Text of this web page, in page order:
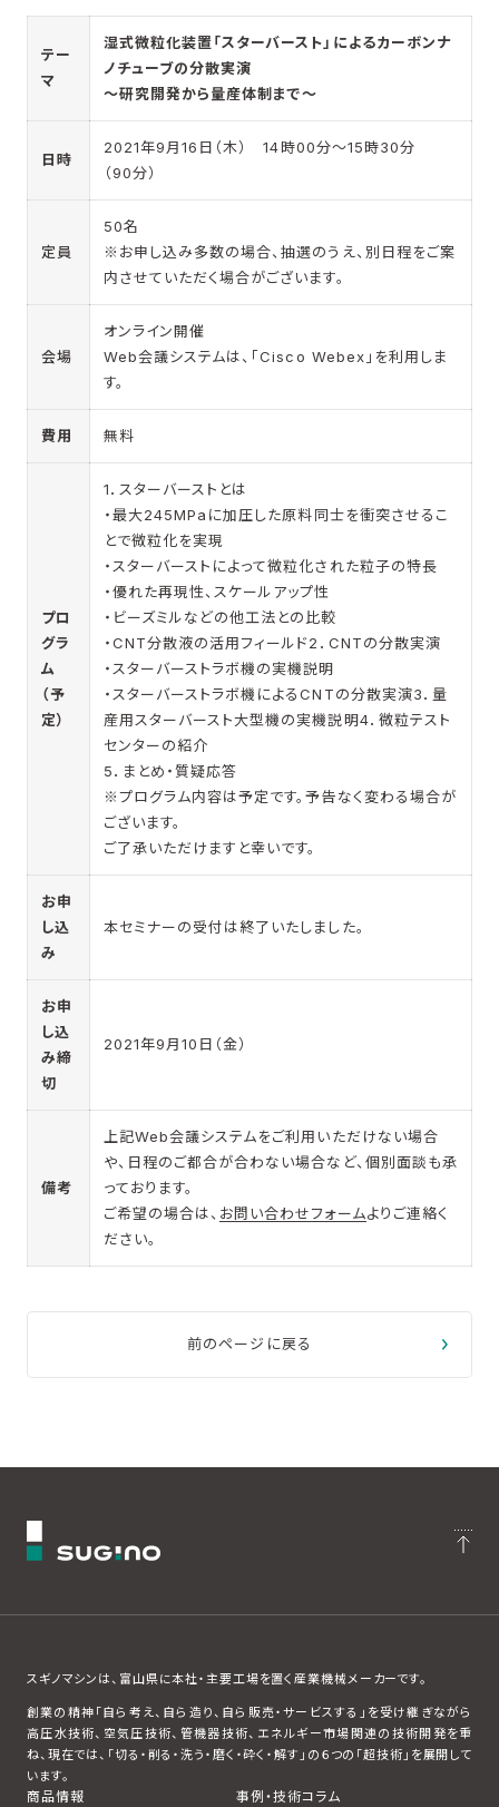
テー
マ
湿式微粒化装置「スターバースト」によるカーボンナ
ノチューブの分散実演
～研究開発から量産体制まで～
日時
2021年9月16日（木） 14時00分～15時30分
（90分）
定員
50名
※お申し込み多数の場合、抽選のうえ、別日程をご案
内させていただく場合がございます。
会場
オンライン開催
Web会議システムは、「Cisco Webex」を利用しま
す。
費用 無料
プロ
グラ
ム
（予
定）
1．スターバーストとは
・最大245MPaに加圧した原料同士を衝突させるこ
とで微粒化を実現
​・スターバーストによって微粒化された粒子の特長
・優れた再現性、スケールアップ性
・ビーズミルなどの他工法との比較
・CNT分散液の活用フィールド2．CNTの分散実演
・スターバーストラボ機の実機説明
・スターバーストラボ機によるCNTの分散実演3．量
産用スターバースト大型機の実機説明4．微粒テスト
センターの紹介
5．まとめ・質疑応答
※プログラム内容は予定です。予告なく変わる場合が
ございます。
ご了承いただけますと幸いです。
お申
し込
み
本セミナーの受付は終了いたしました。
お申
し込
み締
切
2021年9月10日（金）
備考
上記Web会議システムをご利用いただけない場合
や、日程のご都合が合わない場合など、個別面談も承
っております。
ご希望の場合は、 お問い合わせフォームよりご連絡く
ださい。
前のページに戻る
スギノマシンは、富山県に本社・主要工場を置く産業機械メーカーです。
創業の精神「自ら考え、自ら造り、自ら販売・サービスする」を受け継ぎながら
高圧水技術、空気圧技術、管機器技術、エネルギー市場関連の技術開発を重
ね、現在では、「切る・削る・洗う・磨く・砕く・解す」の６つの「超技術」を展開して
います。
商品情報 事例・技術コラム